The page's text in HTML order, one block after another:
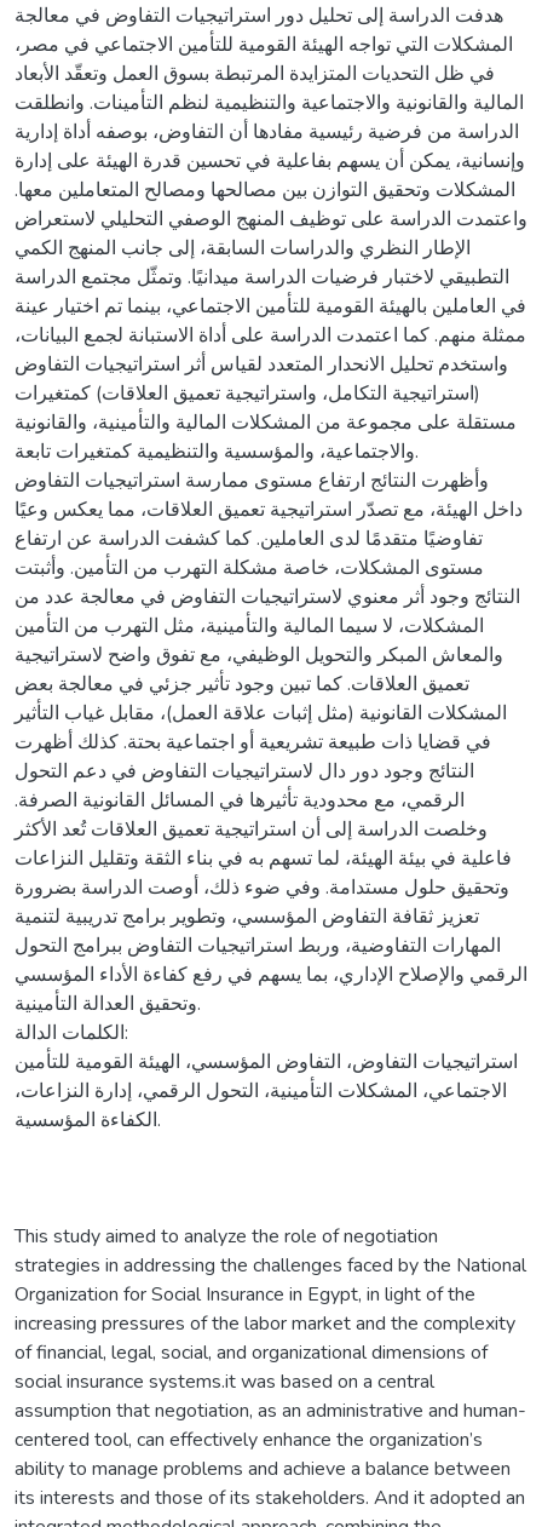
هدفت الدراسة إلى تحليل دور استراتيجيات التفاوض في معالجة
المشكلات التي تواجه الهيئة القومية للتأمين الاجتماعي في مصر،
في ظل التحديات المتزايدة المرتبطة بسوق العمل وتعقّد الأبعاد
المالية والقانونية والاجتماعية والتنظيمية لنظم التأمينات. وانطلقت
الدراسة من فرضية رئيسية مفادها أن التفاوض، بوصفه أداة إدارية
وإنسانية، يمكن أن يسهم بفاعلية في تحسين قدرة الهيئة على إدارة
المشكلات وتحقيق التوازن بين مصالحها ومصالح المتعاملين معها.
واعتمدت الدراسة على توظيف المنهج الوصفي التحليلي لاستعراض
الإطار النظري والدراسات السابقة، إلى جانب المنهج الكمي
التطبيقي لاختبار فرضيات الدراسة ميدانيًا. وتمثّل مجتمع الدراسة
في العاملين بالهيئة القومية للتأمين الاجتماعي، بينما تم اختيار عينة
ممثلة منهم. كما اعتمدت الدراسة على أداة الاستبانة لجمع البيانات،
واستخدم تحليل الانحدار المتعدد لقياس أثر استراتيجيات التفاوض
(استراتيجية التكامل، واستراتيجية تعميق العلاقات) كمتغيرات
مستقلة على مجموعة من المشكلات المالية والتأمينية، والقانونية
والاجتماعية، والمؤسسية والتنظيمية كمتغيرات تابعة.
وأظهرت النتائج ارتفاع مستوى ممارسة استراتيجيات التفاوض
داخل الهيئة، مع تصدّر استراتيجية تعميق العلاقات، مما يعكس وعيًا
تفاوضيًا متقدمًا لدى العاملين. كما كشفت الدراسة عن ارتفاع
مستوى المشكلات، خاصة مشكلة التهرب من التأمين. وأثبتت
النتائج وجود أثر معنوي لاستراتيجيات التفاوض في معالجة عدد من
المشكلات، لا سيما المالية والتأمينية، مثل التهرب من التأمين
والمعاش المبكر والتحويل الوظيفي، مع تفوق واضح لاستراتيجية
تعميق العلاقات. كما تبين وجود تأثير جزئي في معالجة بعض
المشكلات القانونية (مثل إثبات علاقة العمل)، مقابل غياب التأثير
في قضايا ذات طبيعة تشريعية أو اجتماعية بحتة. كذلك أظهرت
النتائج وجود دور دال لاستراتيجيات التفاوض في دعم التحول
الرقمي، مع محدودية تأثيرها في المسائل القانونية الصرفة.
وخلصت الدراسة إلى أن استراتيجية تعميق العلاقات تُعد الأكثر
فاعلية في بيئة الهيئة، لما تسهم به في بناء الثقة وتقليل النزاعات
وتحقيق حلول مستدامة. وفي ضوء ذلك، أوصت الدراسة بضرورة
تعزيز ثقافة التفاوض المؤسسي، وتطوير برامج تدريبية لتنمية
المهارات التفاوضية، وربط استراتيجيات التفاوض ببرامج التحول
الرقمي والإصلاح الإداري، بما يسهم في رفع كفاءة الأداء المؤسسي
وتحقيق العدالة التأمينية.
الكلمات الدالة:
استراتيجيات التفاوض، التفاوض المؤسسي، الهيئة القومية للتأمين
الاجتماعي، المشكلات التأمينية، التحول الرقمي، إدارة النزاعات،
الكفاءة المؤسسية.
This study aimed to analyze the role of negotiation
strategies in addressing the challenges faced by the National
Organization for Social Insurance in Egypt, in light of the
increasing pressures of the labor market and the complexity
of financial, legal, social, and organizational dimensions of
social insurance systems.it was based on a central
assumption that negotiation, as an administrative and human-
centered tool, can effectively enhance the organization’s
ability to manage problems and achieve a balance between
its interests and those of its stakeholders. And it adopted an